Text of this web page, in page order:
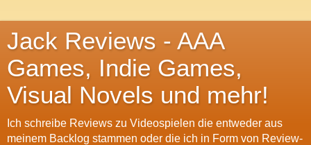
Jack Reviews - AAA
Games, Indie Games,
Visual Novels und mehr!
Ich schreibe Reviews zu Videospielen die entweder aus
meinem Backlog stammen oder die ich in Form von Review-